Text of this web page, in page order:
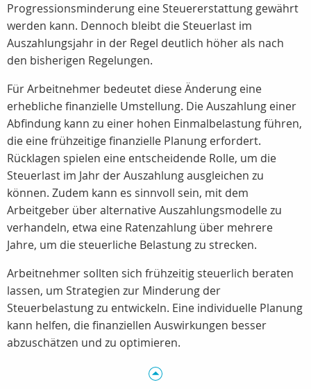
Progressionsminderung eine Steuererstattung gewährt
werden kann. Dennoch bleibt die Steuerlast im
Auszahlungsjahr in der Regel deutlich höher als nach
den bisherigen Regelungen.
Für Arbeitnehmer bedeutet diese Änderung eine
erhebliche finanzielle Umstellung. Die Auszahlung einer
Abfindung kann zu einer hohen Einmalbelastung führen,
die eine frühzeitige finanzielle Planung erfordert.
Rücklagen spielen eine entscheidende Rolle, um die
Steuerlast im Jahr der Auszahlung ausgleichen zu
können. Zudem kann es sinnvoll sein, mit dem
Arbeitgeber über alternative Auszahlungsmodelle zu
verhandeln, etwa eine Ratenzahlung über mehrere
Jahre, um die steuerliche Belastung zu strecken.
Arbeitnehmer sollten sich frühzeitig steuerlich beraten
lassen, um Strategien zur Minderung der
Steuerbelastung zu entwickeln. Eine individuelle Planung
kann helfen, die finanziellen Auswirkungen besser
abzuschätzen und zu optimieren.